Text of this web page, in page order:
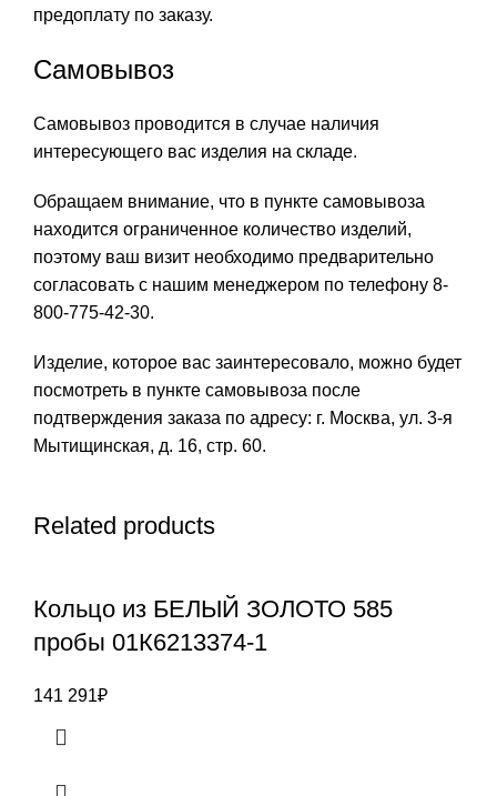
предоплату по заказу.
Самовывоз
Самовывоз проводится в случае наличия
интересующего вас изделия на складе.
Обращаем внимание, что в пункте самовывоза
находится ограниченное количество изделий,
поэтому ваш визит необходимо предварительно
согласовать с нашим менеджером по телефону 8-
800-775-42-30.
Изделие, которое вас заинтересовало, можно будет
посмотреть в пункте самовывоза после
подтверждения заказа по адресу: г. Москва, ул. 3-я
Мытищинская, д. 16, стр. 60.
Related products
Кольцо из БЕЛЫЙ ЗОЛОТО 585
пробы 01К6213374-1
141 291₽